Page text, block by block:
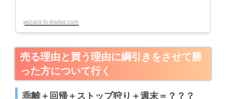
wizard-fx-trader.com
売る理由と買う理由に綱引きをさせて勝
った方について行く
乖離＋回帰＋ストップ狩り＋週末＝？？？